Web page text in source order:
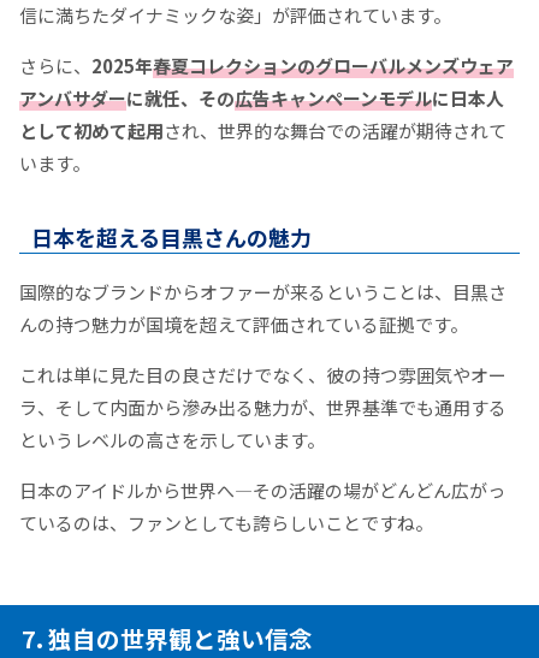
信に満ちたダイナミックな姿」が評価されています。
さらに、 2025年春夏コレクションのグローバルメンズウェア
アンバサダーに就任、その広告キャンペーンモデルに日本人
として初めて起用され、世界的な舞台での活躍が期待されて
います。
日本を超える目黒さんの魅力
国際的なブランドからオファーが来るということは、目黒さ
んの持つ魅力が国境を超えて評価されている証拠です。
これは単に見た目の良さだけでなく、彼の持つ雰囲気やオー
ラ、そして内面から滲み出る魅力が、世界基準でも通用する
というレベルの高さを示しています。
日本のアイドルから世界へ—その活躍の場がどんどん広がっ
ているのは、ファンとしても誇らしいことですね。
7. 独自の世界観と強い信念